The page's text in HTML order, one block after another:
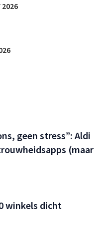
2026
geen stress”: Aldi
(maar
winkels dicht